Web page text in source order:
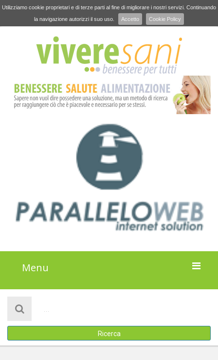
Utilizziamo cookie proprietari e di terze parti al fine di migliorare i nostri servizi. Continuando
la navigazione autorizzi il suo uso.
Accetto Cookie Policy
Menu
ATTIVITÀ
Ricerca